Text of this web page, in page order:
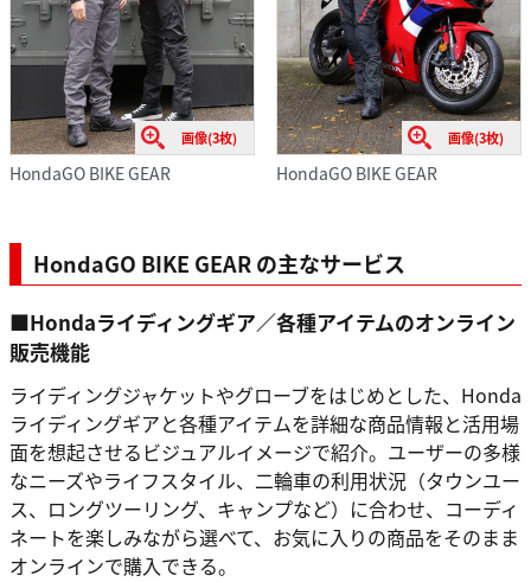
画像(3枚)
HondaGO BIKE GEAR
画像(3枚)
HondaGO BIKE GEAR
HondaGO BIKE GEAR の主なサービス
■Hondaライディングギア／各種アイテムのオンライン
販売機能
ライディングジャケットやグローブをはじめとした、Honda
ライディングギアと各種アイテムを詳細な商品情報と活用場
面を想起させるビジュアルイメージで紹介。ユーザーの多様
なニーズやライフスタイル、二輪車の利用状況（タウンユー
ス、ロングツーリング、キャンプなど）に合わせ、コーディ
ネートを楽しみながら選べて、お気に入りの商品をそのまま
オンラインで購入できる。